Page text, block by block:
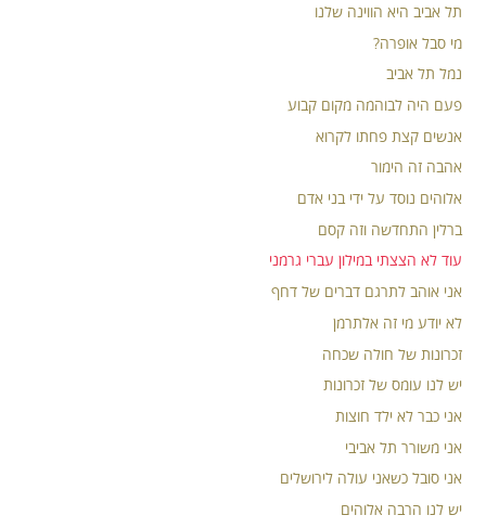
תל אביב היא הווינה שלנו
מי סבל אופרה?
נמל תל אביב
פעם היה לבוהמה מקום קבוע
אנשים קצת פחתו לקרוא
אהבה זה הימור
אלוהים נוסד על ידי בני אדם
ברלין התחדשה וזה קסם
עוד לא הצצתי במילון עברי גרמני
אני אוהב לתרגם דברים של דחף
לא יודע מי זה אלתרמן
זכרונות של חולה שכחה
יש לנו עומס של זכרונות
אני כבר לא ילד חוצות
אני משורר תל אביבי
אני סובל כשאני עולה לירושלים
יש לנו הרבה אלוהים